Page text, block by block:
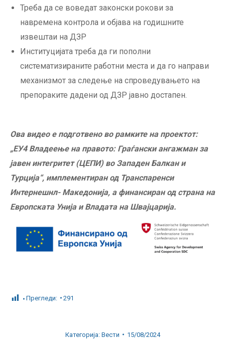
Треба да се воведат законски рокови за
навремена контрола и објава на годишните
извештаи на ДЗР
Институцијата треба да ги пополни
систематизираните работни места и да го направи
механизмот за следење на спроведувањето на
препораките дадени од ДЗР јавно достапен.
Ова видео е подготвено во рамките на проектот:
„ЕУ4 Владеење на правото: Граѓански ангажман за
јавен интегритет (ЦЕПИ) во Западен Балкан и
Турција“, имплементиран од Транспаренси
Интернешнл- Македонија, а финансиран од страна на
Европската Унија и Владата на Швајцарија.
Прегледи: 291
Категорија: Вести 15/08/2024